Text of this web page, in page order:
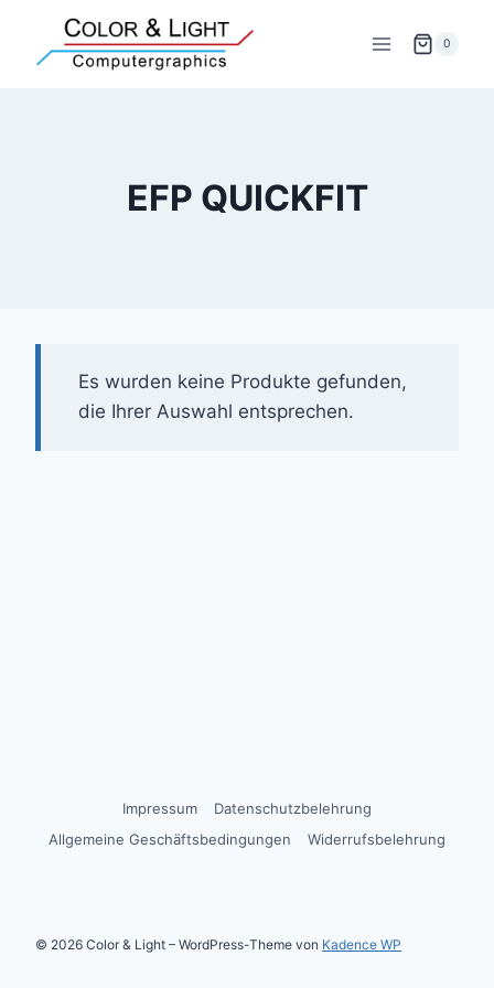
springen
0
EFP QUICKFIT
Es wurden keine Produkte gefunden,
die Ihrer Auswahl entsprechen.
Impressum
Datenschutzbelehrung
Allgemeine Geschäftsbedingungen
Widerrufsbelehrung
© 2026 Color & Light – WordPress-Theme von Kadence WP